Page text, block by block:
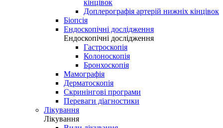
кінцівок
Доплерографія артерій нижніх кінцівок
Біопсія
Ендоскопічні дослідження
Ендоскопічні дослідження
Гастроскопія
Колоноскопія
Бронхоскопія
Мамографія
Дерматоскопія
Скринінгові програми
Переваги діагностики
Лікування
Лікування